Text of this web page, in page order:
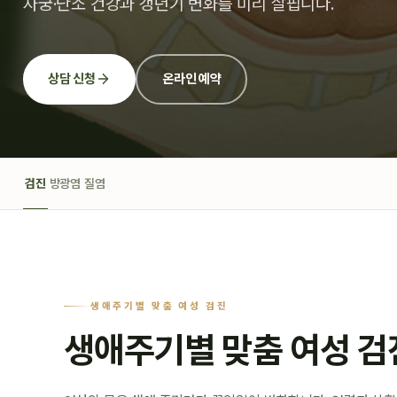
상담 신청 온라인 예약
검진 방광염 질염
생애주기별 맞춤 여성 검진
생애주기별 맞춤 여성 검